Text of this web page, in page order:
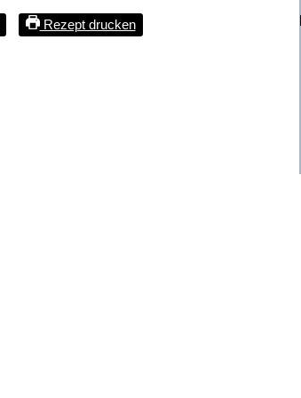
Rezept drucken